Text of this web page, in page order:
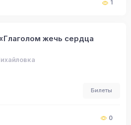
1
жечь сердца
Билеты
0